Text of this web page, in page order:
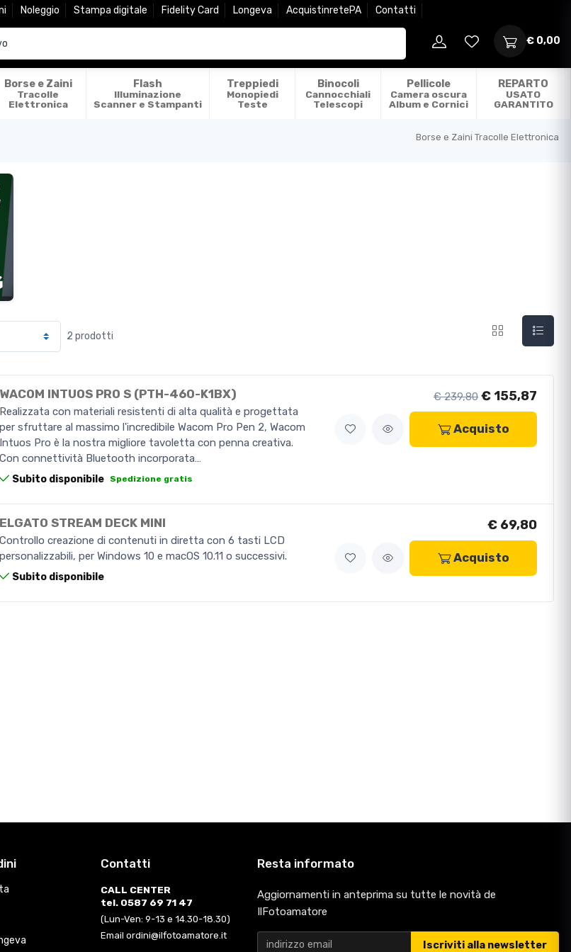
Noleggio Stampa digitale Fidelity Card Longeva AcquistinretePA Contatti
€ 0,00
Borse e Zaini
Tracolle
Elettronica
Flash
Illuminazione
Scanner e Stampanti
Treppiedi
Monopiedi
Teste
Binocoli
Cannocchiali
Telescopi
Pellicole
Camera oscura
Album e Cornici
REPARTO
USATO
GARANTITO
Borse e Zaini Tracolle Elettronica
2 prodotti
WACOM INTUOS PRO S (PTH-460-K1BX)
Realizzata con materiali resistenti di alta qualità e progettata
per sfruttare al massimo l'incredibile Wacom Pro Pen 2, Wacom
Intuos Pro è la nostra migliore tavoletta con penna creativa.
Con connettività Bluetooth incorporata…
Subito disponibile Spedizione gratis
€ 239,80 € 155,87
Acquisto
ELGATO STREAM DECK MINI
Controllo creazione di contenuti in diretta con 6 tasti LCD
personalizzabili, per Windows 10 e macOS 10.11 o successivi.
Subito disponibile
€ 69,80
Acquisto
Contatti
CALL CENTER
tel. 0587 69 71 47
(Lun-Ven: 9-13 e 14.30-18.30)
Email ordini@ilfotoamatore.it
Resta informato
Aggiornamenti in anteprima su tutte le novità de
IlFotoamatore
Iscriviti alla newsletter